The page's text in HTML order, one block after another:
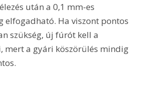
után a 0,1 mm-es
elfogadható. Ha viszont pontos
szükség, új fúrót kell a
mert a gyári köszörülés mindig